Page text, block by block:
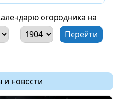
огородника на
и новости